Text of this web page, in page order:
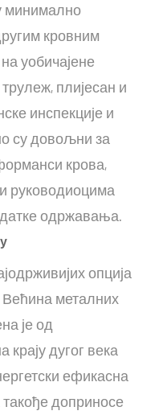
минимално
кровним
уобичајене
плијесан и
инспекције и
су довољни за
крова,
руководиоцима
одржавања.
опција
металних
је од
крају дугог века
ефикасна
доприносе